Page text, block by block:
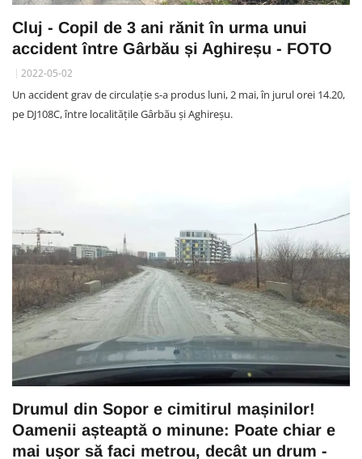
Cluj - Copil de 3 ani rănit în urma unui
accident între Gârbău și Aghireșu - FOTO
2022-05-02
Un accident grav de circulație s-a produs luni, 2 mai, în jurul orei 14.20,
pe DJ108C, între localitățile Gârbău și Aghireșu.
Drumul din Sopor e cimitirul mașinilor!
Oamenii așteaptă o minune: Poate chiar e
mai ușor să faci metrou, decât un drum -